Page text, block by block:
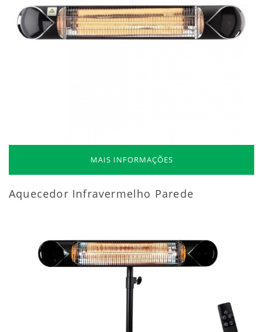
MAIS INFORMAÇÕES
Aquecedor Infravermelho Parede